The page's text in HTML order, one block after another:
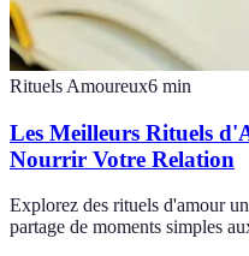
Rituels Amoureux6 min
Les Meilleurs Rituels
Nourrir Votre Relation
Explorez des rituels d'amour
partage de moments simples